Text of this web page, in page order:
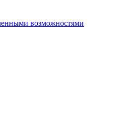
возможностями